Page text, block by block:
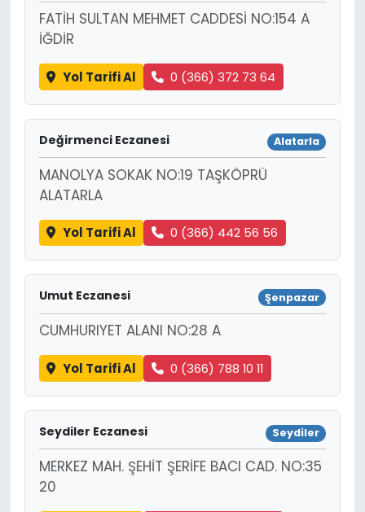
FATİH SULTAN MEHMET CADDESİ NO:154 A
İĞDİR
Yol Tarifi Al 0 (366) 372 73 64
Değirmenci Eczanesi Alatarla
MANOLYA SOKAK NO:19 TAŞKÖPRÜ
ALATARLA
Yol Tarifi Al 0 (366) 442 56 56
Umut Eczanesi Şenpazar
CUMHURIYET ALANI NO:28 A
Yol Tarifi Al 0 (366) 788 10 11
Seydiler Eczanesi Seydiler
MERKEZ MAH. ŞEHİT ŞERİFE BACI CAD. NO:35
20